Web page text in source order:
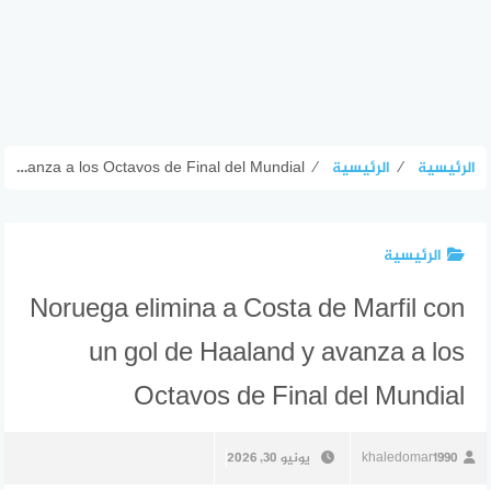
الرئيسية ⁄ الرئيسية ⁄
Noruega elimina a Costa de Marfil con un gol de Haaland y avanza a los Octavos de Final del Mundial
الرئيسية
Noruega elimina a Costa de Marfil con
un gol de Haaland y avanza a los
Octavos de Final del Mundial
khaledomar1990 يونيو 30, 2026